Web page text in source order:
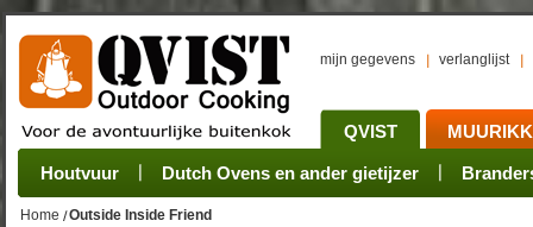
mijn gegevens verlanglijst
QVIST
Houtvuur Dutch Ovens en ander gietijzer
Grillplaat & ijzers Pannen Rookovens
Oogsten Verwerken Bewaren Onderhoud
Sets Stoves Camping sets Pots, Pans, Kettles
Home Outside Inside Friend